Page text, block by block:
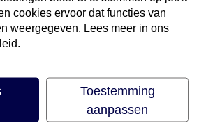
cookies ervoor dat functies van
weergegeven. Lees meer in ons
Toestemming
aanpassen